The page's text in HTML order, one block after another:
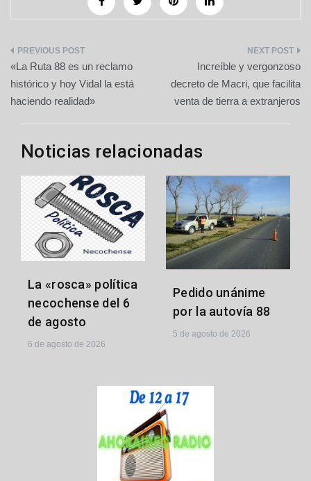
Navegación
de
entradas
«La Ruta 88 es un reclamo
histórico y hoy Vidal la está
haciendo realidad»
Increíble y vergonzoso
decreto de Macri, que facilita
venta de tierra a extranjeros
Noticias relacionadas
La «rosca» política
necochense del 6
de agosto
6 de agosto de 2026
Pedido unánime
por la autovía 88
5 de agosto de 2026